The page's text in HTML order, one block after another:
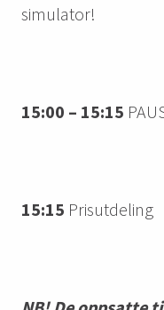
simulator!
15:00 – 15:15
15:15 Prisutdeling